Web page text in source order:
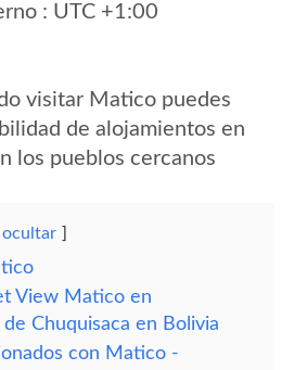
: UTC +1:00
visitar Matico puedes
de alojamientos en
los pueblos cercanos
ocultar
View Matico en
Chuquisaca en Bolivia
con Matico -